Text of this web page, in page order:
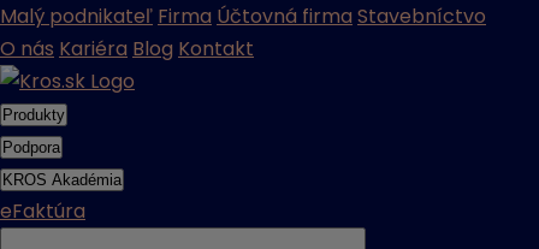
Malý podnikateľ Firma Účtovná firma Stavebníctvo
O nás Kariéra Blog Kontakt
Produkty
Podpora
KROS Akadémia
eFaktúra